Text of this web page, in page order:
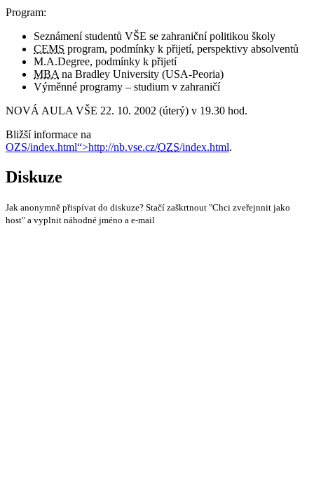
Program:
Seznámení studentů VŠE se zahraniční politikou školy
CEMS program, podmínky k přijetí, perspektivy absolventů
M.A.Degree, podmínky k přijetí
MBA na Bradley University (USA-Peoria)
Výměnné programy – studium v zahraničí
NOVÁ AULA VŠE 22. 10. 2002 (úterý) v 19.30 hod.
Bližší informace na
OZS/index.html“>http://nb.vse.cz/OZS/index.html.
Diskuze
Jak anonymně přispívat do diskuze? Stačí zaškrtnout "Chci zveřejnnit jako
host" a vyplnit náhodné jméno a e-mail